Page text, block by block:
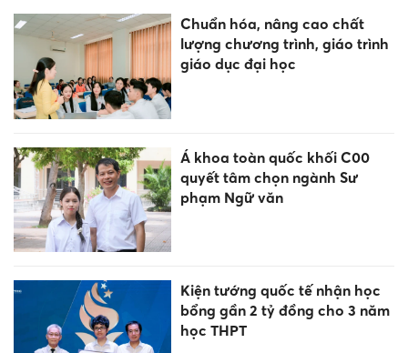
Chuẩn hóa, nâng cao chất
lượng chương trình, giáo trình
giáo dục đại học
Á khoa toàn quốc khối C00
quyết tâm chọn ngành Sư
phạm Ngữ văn
Kiện tướng quốc tế nhận học
bổng gần 2 tỷ đồng cho 3 năm
học THPT